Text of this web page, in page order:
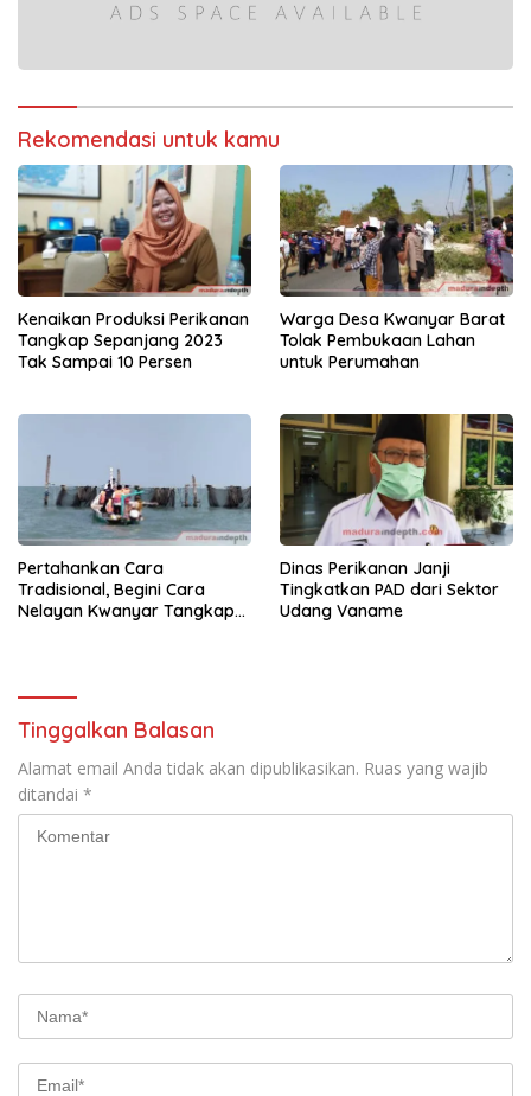
Rekomendasi untuk kamu
Kenaikan Produksi Perikanan
Tangkap Sepanjang 2023
Tak Sampai 10 Persen
Warga Desa Kwanyar Barat
Tolak Pembukaan Lahan
untuk Perumahan
Pertahankan Cara
Tradisional, Begini Cara
Nelayan Kwanyar Tangkap
Dinas Perikanan Janji
Tingkatkan PAD dari Sektor
Udang Vaname
Tinggalkan Balasan
Alamat email Anda tidak akan dipublikasikan. Ruas yang wajib
ditandai *